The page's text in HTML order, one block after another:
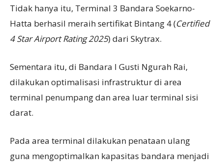
Tidak hanya itu, Terminal 3 Bandara Soekarno-
Hatta berhasil meraih sertifikat Bintang 4 (Certified
4 Star Airport Rating 2025) dari Skytrax.
Sementara itu, di Bandara I Gusti Ngurah Rai,
dilakukan optimalisasi infrastruktur di area
terminal penumpang dan area luar terminal sisi
darat.
Pada area terminal dilakukan penataan ulang
guna mengoptimalkan kapasitas bandara menjadi